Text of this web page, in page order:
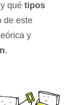
y qué tipos
de este
y
.